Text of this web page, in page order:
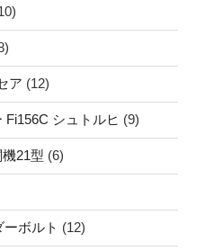
ア (12)
シュトルヒ (9)
21型 (6)
ボルト (12)